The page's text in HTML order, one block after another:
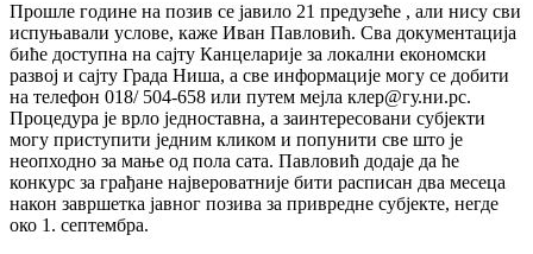
Прошле године на позив се јавило 21 предузеће , али нису сви
испуњавали услове, каже Иван Павловић. Сва документација
биће доступна на сајту Канцеларије за локални економски
развој и сајту Града Ниша, а све информације могу се добити
на телефон 018/ 504-658 или путем мејла клер@гу.ни.рс.
Процедура је врло једноставна, а заинтересовани субјекти
могу приступити једним кликом и попунити све што је
неопходно за мање од пола сата. Павловић додаје да ће
конкурс за грађане највероватније бити расписан два месеца
након завршетка јавног позива за привредне субјекте, негде
око 1. септембра.